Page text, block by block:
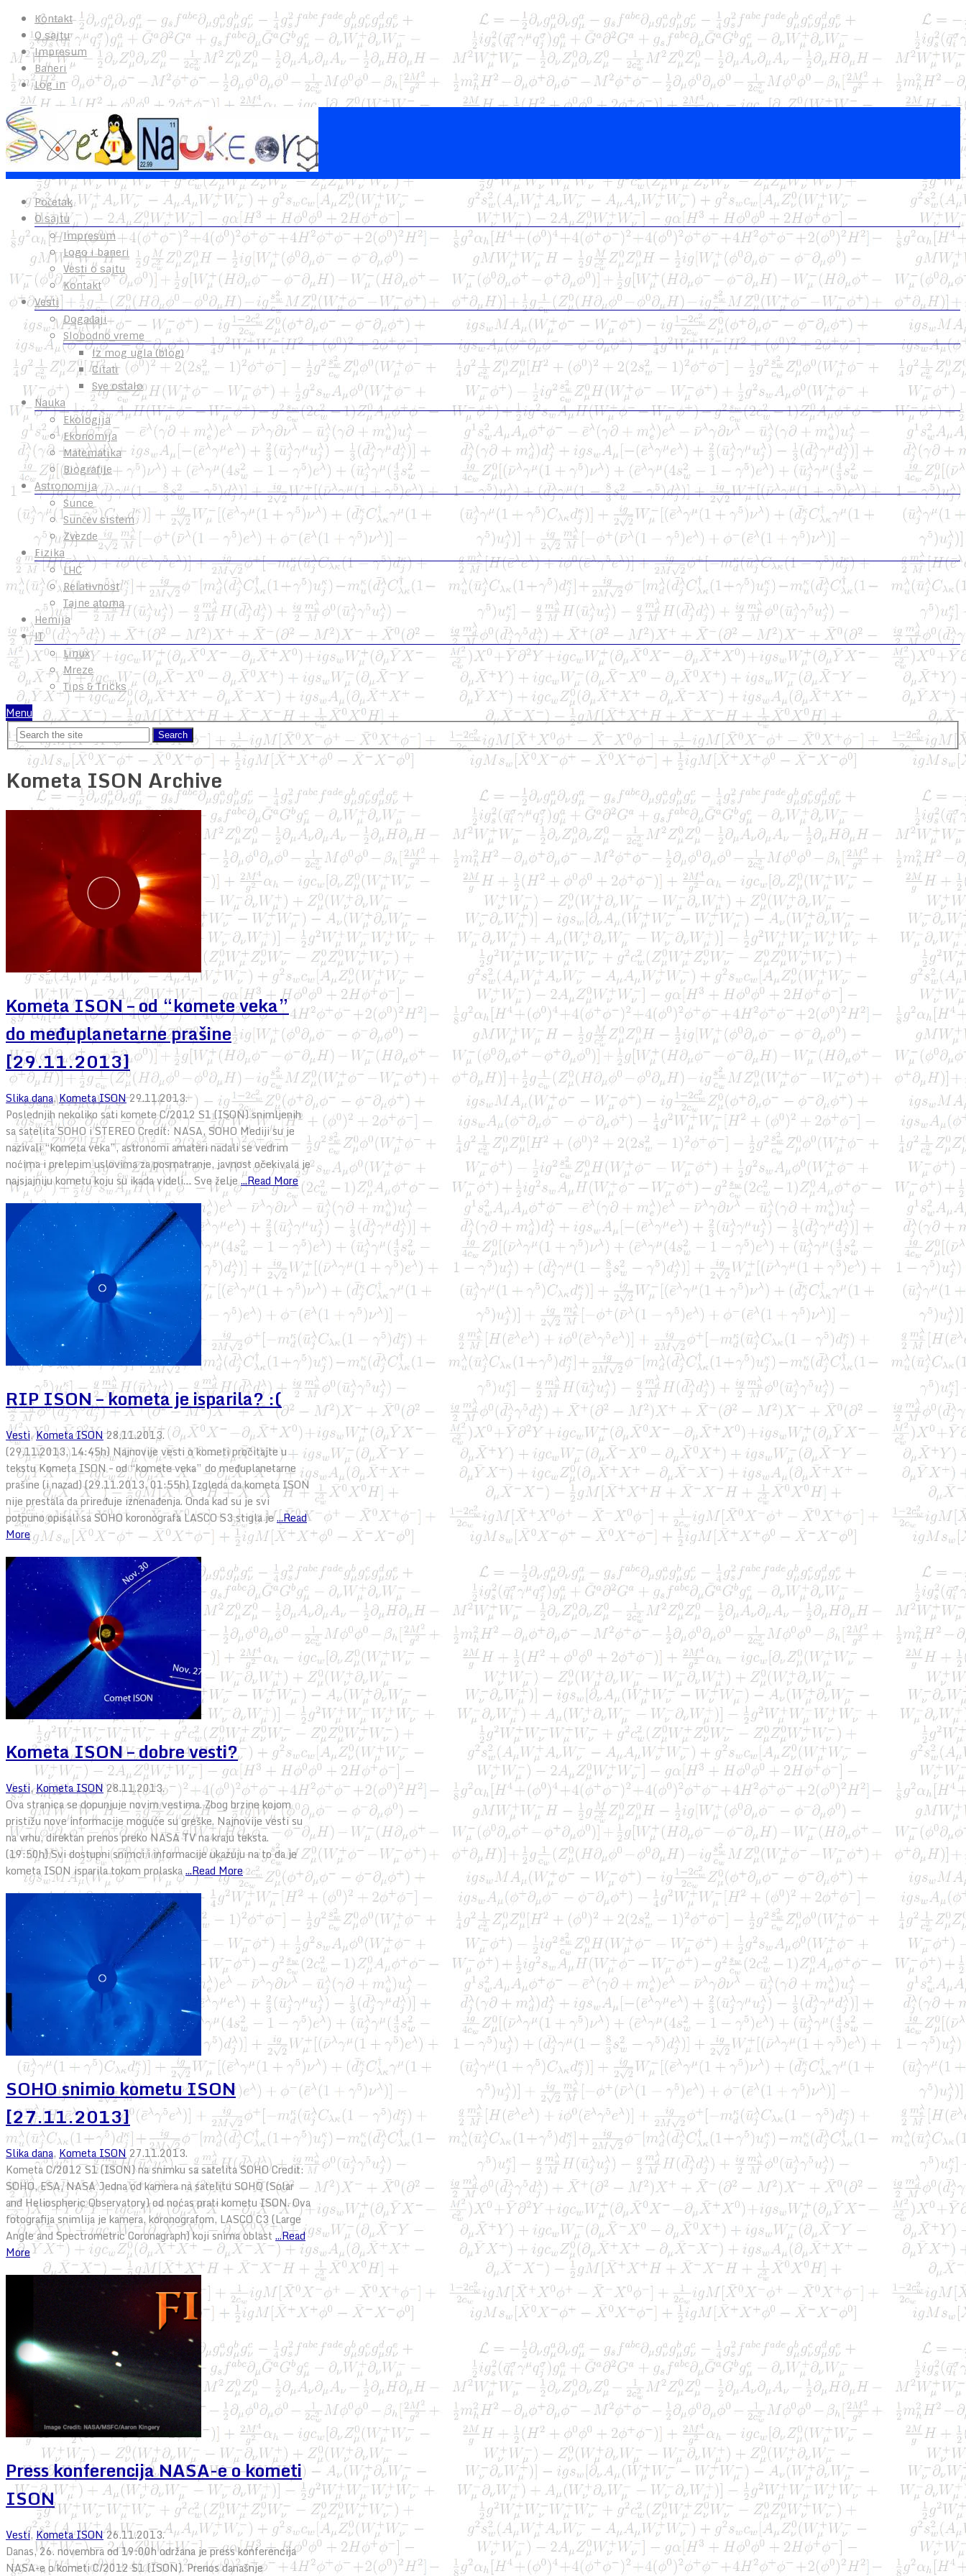
Kontakt
O sajtu
Impresum
Baneri
Log in
Početak
O sajtu
Impresum
Logo i baneri
Vesti o sajtu
Kontakt
Vesti
Događaji
Slobodno vreme
Iz mog ugla (blog)
Citati
Sve ostalo
Nauka
Ekologija
Ekonomija
Matematika
Biografije
Astronomija
Sunce
Sunčev sistem
Zvezde
Fizika
LHC
Relativnost
Tajne atoma
Hemija
IT
Linux
Mreze
Tips & Tricks
Menu
Kometa ISON Archive
Kometa ISON – od “komete veka”
do međuplanetarne prašine
[29.11.2013]
Slika dana,Kometa ISON29.11.2013.
Poslednjih nekoliko sati komete C/2012 S1 (ISON) snimljenih
sa satelita SOHO i STEREO Credit: NASA, SOHO Mediji su je
nazivali “kometa veka”, astronomi amateri nadali se vedrim
noćima i prelepim uslovima za posmatranje, javnost očekivala je
najsjajniju kometu koju su ikada videli… Sve želje ...Read More
RIP ISON – kometa je isparila? :(
Vesti,Kometa ISON 28.11.2013.
(29.11.2013, 14:45h) Najnovije vesti o kometi pročitajte u
tekstu Kometa ISON – od “komete veka” do međuplanetarne
prašine (i nazad) (29.11.2013, 01:55h) Izgleda da kometa ISON
nije prestala da priređuje iznenađenja. Onda kad su je svi
potpuno opisali sa SOHO koronografa LASCO S3 stigla je...Read
More
Kometa ISON – dobre vesti?
Vesti,Kometa ISON28.11.2013.
Ova stranica se dopunjuje novim vestima. Zbog brzine kojom
pristižu nove informacije moguće su greške. Najnovije vesti su
na vrhu, direktan prenos preko NASA TV na kraju teksta.
(19:50h) Svi dostupni snimci i informacije ukazuju na to da je
kometa ISON isparila tokom prolaska...Read More
SOHO snimio kometu ISON
[27.11.2013]
Slika dana, Kometa ISON 27.11.2013.
Kometa C/2012 S1 (ISON) na snimku sa satelita SOHO Credit:
SOHO, ESA, NASA Jedna od kamera na satelitu SOHO (Solar
and Heliospheric Observatory) od noćas prati kometu ISON. Ova
fotografija snimlija je kamera, koronografom, LASCO C3 (Large
Angle and Spectrometric Coronagraph) koji snima oblast ...Read
More
Press konferencija NASA-e o kometi
ISON
Vesti, Kometa ISON26.11.2013.
Danas, 26. novembra od 19:00h održana je press konferencija
NASA-e o kometi C/2012 S1 (ISON). Prenos današnje